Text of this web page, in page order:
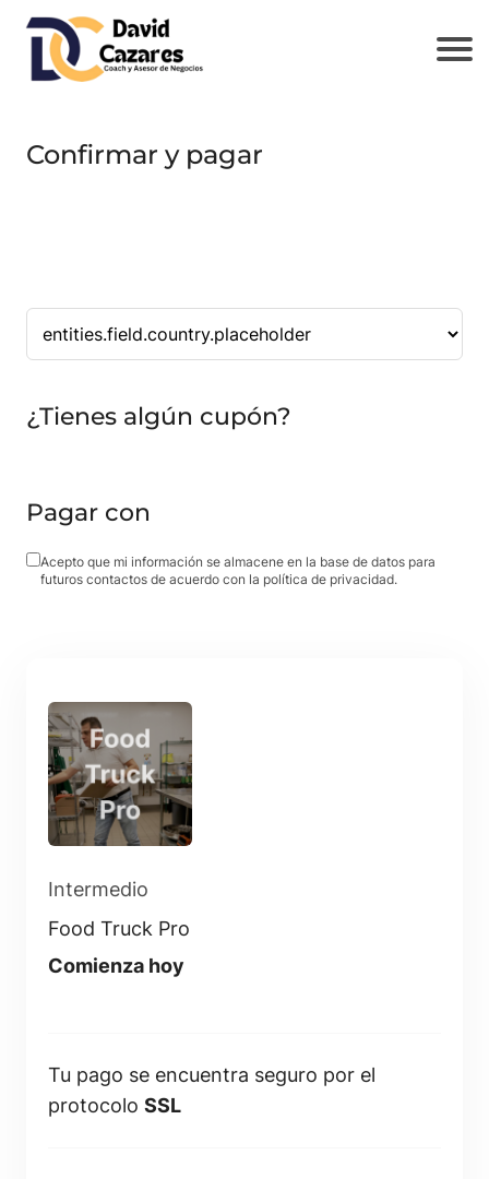
Confirmar y pagar
¿Tienes algún cupón?
Pagar con
Acepto que mi información se almacene en la base de datos para
futuros contactos de acuerdo con la política de privacidad.
Intermedio
Food Truck Pro
Comienza hoy
Tu pago se encuentra seguro por el
protocolo SSL